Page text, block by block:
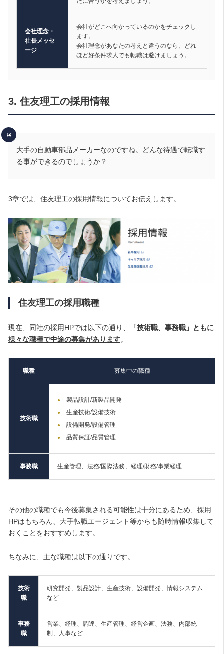
会社理念・
社長メッセ
ージ
会社がどこへ向かっているのかをチェックし
ます。
会社理念があなたの考えと違うのなら、どれ
ほど好条件求人でも転職は避けましょう。
3. 住友理工の採用情報
大手の自動車部品メーカーなのですね。どんな待遇で転職す
る事ができるのでしょうか？
3章では、住友理工の採用情報についてお伝えします。
住友理工の採用職種
現在、同社の採用HPでは以下の通り、 「技術職、 事務職」ともに
様々な職種で中途の募集があります。
職種 募集中の職種
技術職
製品設計/新製品開発
生産技術/設備技術
設備開発/設備管理
品質保証/品質管理
事務職 生産管理、法務/国際法務、経理/財務/事業経理
その他の職種でも今後募集される可能性は十分にあるため、採用
HPはもちろん、 大手転職エージェント等からも随時情報収集して
おくことをおすすめします。
ちなみに、主な職種は以下の通りです。
技術
職
研究開発、製品設計、生産技術、設備開発、情報システム
など
事務
職
営業、経理、調達、生産管理、経営企画、法務、内部統
制、人事など